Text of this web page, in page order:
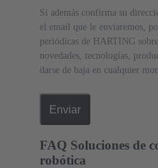
Si además confirma su
el email que le enviaremos,
periódicas de HARTING
novedades, tecnologías,
darse de baja en cualquier
Enviar
FAQ Soluciones de
robótica